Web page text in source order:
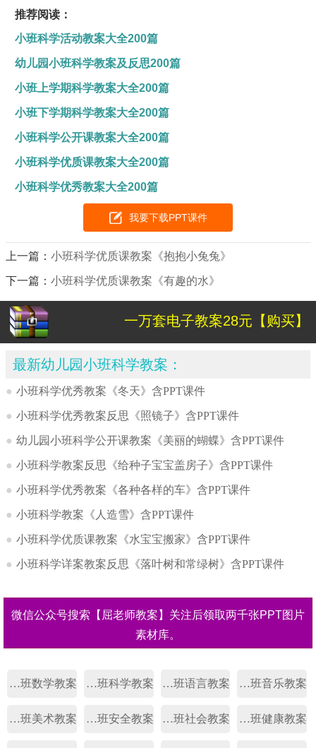
推荐阅读：
小班科学活动教案大全200篇
幼儿园小班科学教案及反思200篇
小班上学期科学教案大全200篇
小班下学期科学教案大全200篇
小班科学公开课教案大全200篇
小班科学优质课教案大全200篇
小班科学优秀教案大全200篇
我要下载PPT课件
上一篇：小班科学优质课教案《抱抱小兔兔》
下一篇：小班科学优质课教案《有趣的水》
一万套电子教案28元【购买】
最新幼儿园小班科学教案：
● 小班科学优秀教案《冬天》含PPT课件
● 小班科学优秀教案反思《照镜子》含PPT课件
● 幼儿园小班科学公开课教案《美丽的蝴蝶》含PPT课件
● 小班科学教案反思《给种子宝宝盖房子》含PPT课件
● 小班科学优秀教案《各种各样的车》含PPT课件
● 小班科学教案《人造雪》含PPT课件
● 小班科学优质课教案《水宝宝搬家》含PPT课件
● 小班科学详案教案反思《落叶树和常绿树》含PPT课件
微信公众号搜索【屈老师教案】关注后领取两千张PPT图片
素材库。
幼儿园小班数学教案 幼儿园小班科学教案 幼儿园小班语言教案 幼儿园小班音乐教案
幼儿园小班美术教案 幼儿园小班安全教案 幼儿园小班社会教案 幼儿园小班健康教案